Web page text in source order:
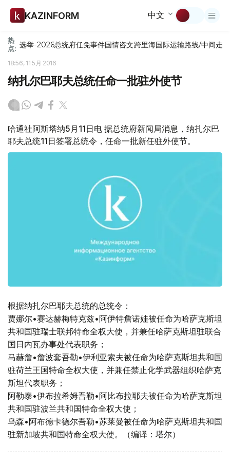
KAZINFORM 中文
热
点: 选举-2026总统府任免事件国情咨文跨里海国际运输路线/中间走廊
18:56, 11 5月 2016
纳扎尔巴耶夫总统任命一批驻外使节
哈通社阿斯塔纳5月11日电 据总统府新闻局消息，纳扎尔巴
耶夫总统11日签署总统令，任命一批新任驻外使节。
根据纳扎尔巴耶夫总统的总统令：
贾娜尔•赛达赫梅特克兹•阿伊特詹诺娃被任命为哈萨克斯坦
共和国驻瑞士联邦特命全权大使，并兼任哈萨克斯坦驻联合
国日内瓦办事处代表职务；
马赫詹•詹波套吾勒•伊利亚索夫被任命为哈萨克斯坦共和国
驻荷兰王国特命全权大使，并兼任禁止化学武器组织哈萨克
斯坦代表职务；
阿勒泰•伊布拉希姆吾勒•阿比布拉耶夫被任命为哈萨克斯坦
共和国驻波兰共和国特命全权大使；
乌森•阿布德卡德尔吾勒•苏莱曼被任命为哈萨克斯坦共和国
驻新加坡共和国特命全权大使。（编译：塔尔）